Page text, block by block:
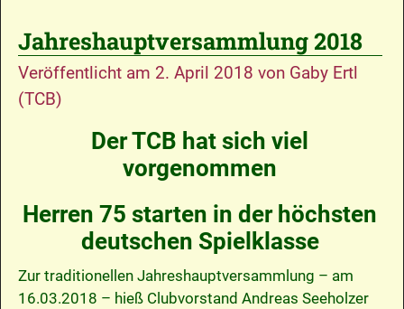
Jahreshauptversammlung 2018
Veröffentlicht am 2. April 2018 von Gaby Ertl
(TCB)
Der TCB hat sich viel
vorgenommen
Herren 75 starten in der höchsten
deutschen Spielklasse
Zur traditionellen Jahreshauptversammlung – am
16.03.2018 – hieß Clubvorstand Andreas Seeholzer